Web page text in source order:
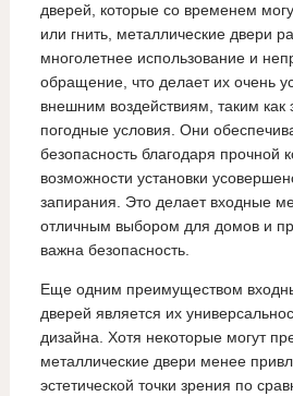
дверей, которые со временем
или гнить, металлические двери
многолетнее использование и
обращение, что делает их очень
внешним воздействиям, таким как
погодные условия. Они
безопасность благодаря прочной
возможности установки
запирания. Это делает входные
отличным выбором для домов и
важна безопасность.
Еще одним преимуществом
дверей является их
дизайна. Хотя некоторые могут
металлические двери менее
эстетической точки зрения по